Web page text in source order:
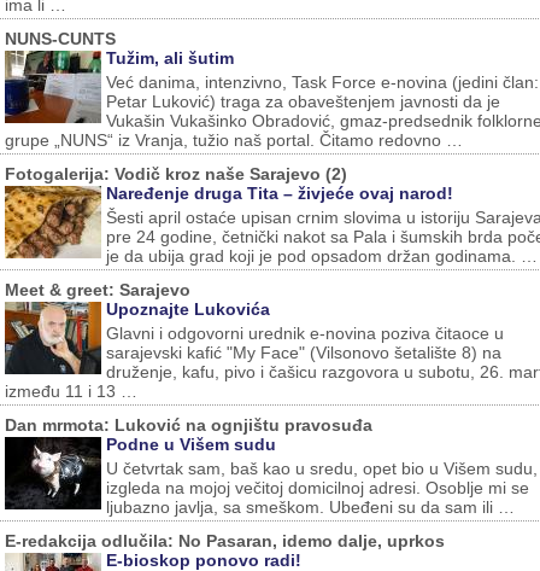
ima li …
NUNS-CUNTS
Tužim, ali šutim
Već danima, intenzivno, Task Force e-novina (jedini član:
Petar Luković) traga za obaveštenjem javnosti da je
Vukašin Vukašinko Obradović, gmaz-predsednik
grupe „NUNS“ iz Vranja, tužio naš portal. Čitamo redovno …
Fotogalerija: Vodič kroz naše Sarajevo (2)
Naređenje druga Tita – živjeće ovaj narod!
Šesti april ostaće upisan crnim slovima u istoriju
pre 24 godine, četnički nakot sa Pala i šumskih brda
je da ubija grad koji je pod opsadom držan godinama. …
Meet & greet: Sarajevo
Upoznajte Lukovića
Glavni i odgovorni urednik e-novina poziva čitaoce u
sarajevski kafić "My Face" (Vilsonovo šetalište 8) na
druženje, kafu, pivo i čašicu razgovora u subotu, 26.
između 11 i 13 …
Dan mrmota: Luković na ognjištu pravosuđa
Podne u Višem sudu
U četvrtak sam, baš kao u sredu, opet bio u Višem sudu,
izgleda na mojoj večitoj domicilnoj adresi. Osoblje mi se
ljubazno javlja, sa smeškom. Ubeđeni su da sam ili …
E-redakcija odlučila: No Pasaran, idemo dalje, uprkos
E-bioskop ponovo radi!